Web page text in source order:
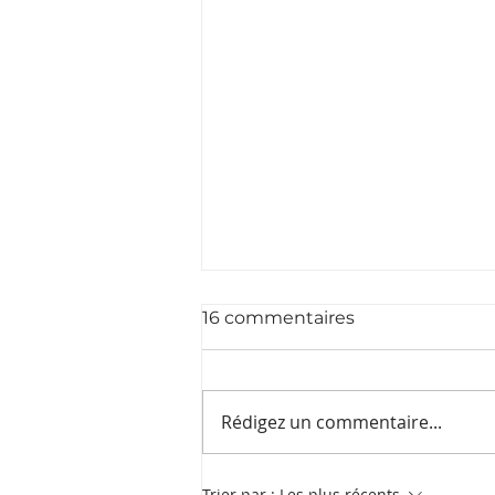
Newsletter - hiver 2024
16 commentaires
Rédigez un commentaire...